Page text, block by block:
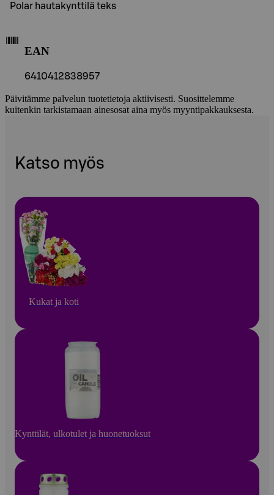
Polar hautakynttilä teks
EAN
6410412838957
Päivitämme palvelun tuotetietoja aktiivisesti. Suosittelemme
kuitenkin tarkistamaan ainesosat aina myös myyntipakkauksesta.
Katso myös
Kukat ja koti
Kynttilät, ulkotulet ja huonetuoksut